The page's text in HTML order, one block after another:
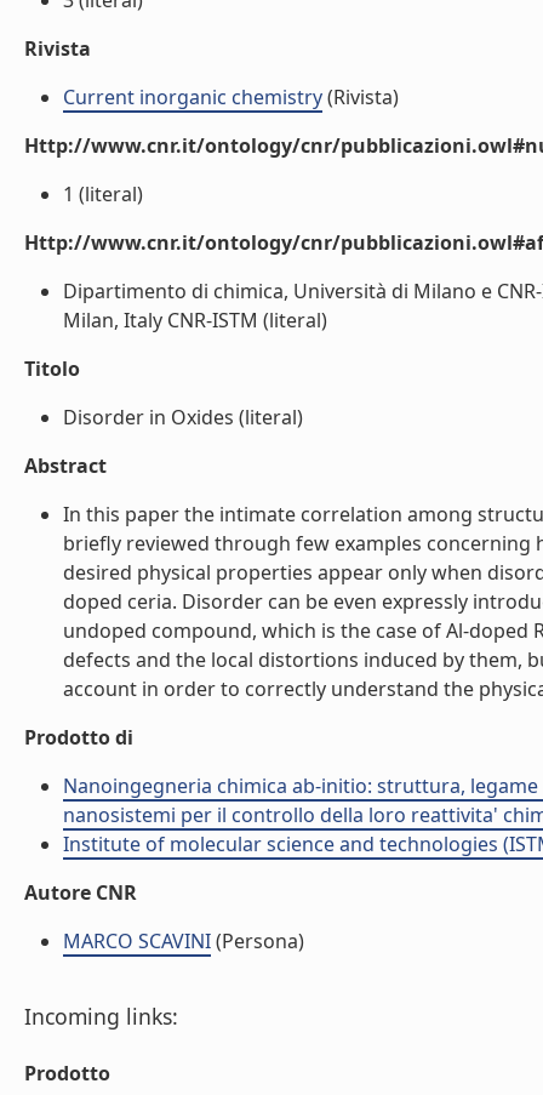
Rivista
Current inorganic chemistry(Rivista)
Http://www.cnr.it/ontology/cnr/
1 (literal)
Http://www.cnr.it/ontology/cnr/
Dipartimento di chimica, Università di Milano e
Milan, Italy CNR-ISTM (literal)
Titolo
Disorder in Oxides (literal)
Abstract
In this paper the intimate correlation among
briefly reviewed through few examples concerning
desired physical properties appear only when
doped ceria. Disorder can be even expressly
undoped compound, which is the case of Al-doped
defects and the local distortions induced by them,
account in order to correctly understand the
Prodotto di
Nanoingegneria chimica ab-initio: struttura,
nanosistemi per il controllo della loro reattivita'
Institute of molecular science and technologies
Autore CNR
MARCO SCAVINI(Persona)
Incoming links:
Prodotto